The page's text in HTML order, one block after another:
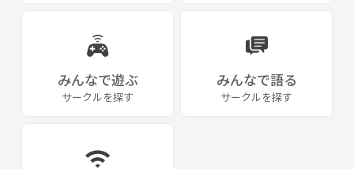
みんなで遊ぶ
サークルを探す
みんなで語る
サークルを探す